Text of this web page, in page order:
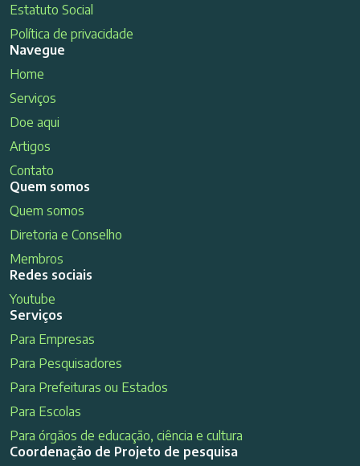
Estatuto Social
Política de privacidade
Navegue
Home
Serviços
Doe aqui
Artigos
Contato
Quem somos
Quem somos
Diretoria e Conselho
Membros
Redes sociais
Youtube
Serviços
Para Empresas
Para Pesquisadores
Para Prefeituras ou Estados
Para Escolas
Para órgãos de educação, ciência e cultura
Coordenação de Projeto de pesquisa